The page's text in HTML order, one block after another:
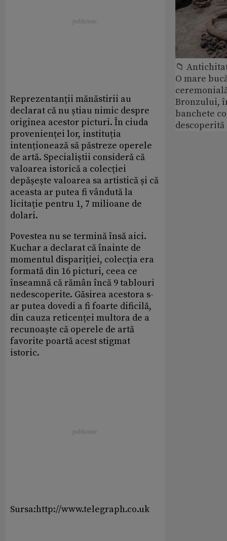
Reprezentanții mănăstirii au
declarat că nu știau nimic despre
originea acestor picturi. În ciuda
provenienței lor, instituția
intenționează să păstreze operele
de artă. Specialiștii consideră că
valoarea istorică a colecției
depășește valoarea sa artistică și că
aceasta ar putea fi vândută la
licitație pentru 1, 7 milioane de
dolari.
Povestea nu se termină însă aici.
Kuchar a declarat că înainte de
momentul dispariției, colecția era
formată din 16 picturi, ceea ce
înseamnă că rămân încă 9 tablouri
nedescoperite. Găsirea acestora s-
ar putea dovedi a fi foarte dificilă,
din cauza reticenței multora de a
recunoaște că operele de artă
favorite poartă acest stigmat
istoric.
Sursa:http://www.telegraph.co.uk
📁
O mare
Bronzului,
banchete